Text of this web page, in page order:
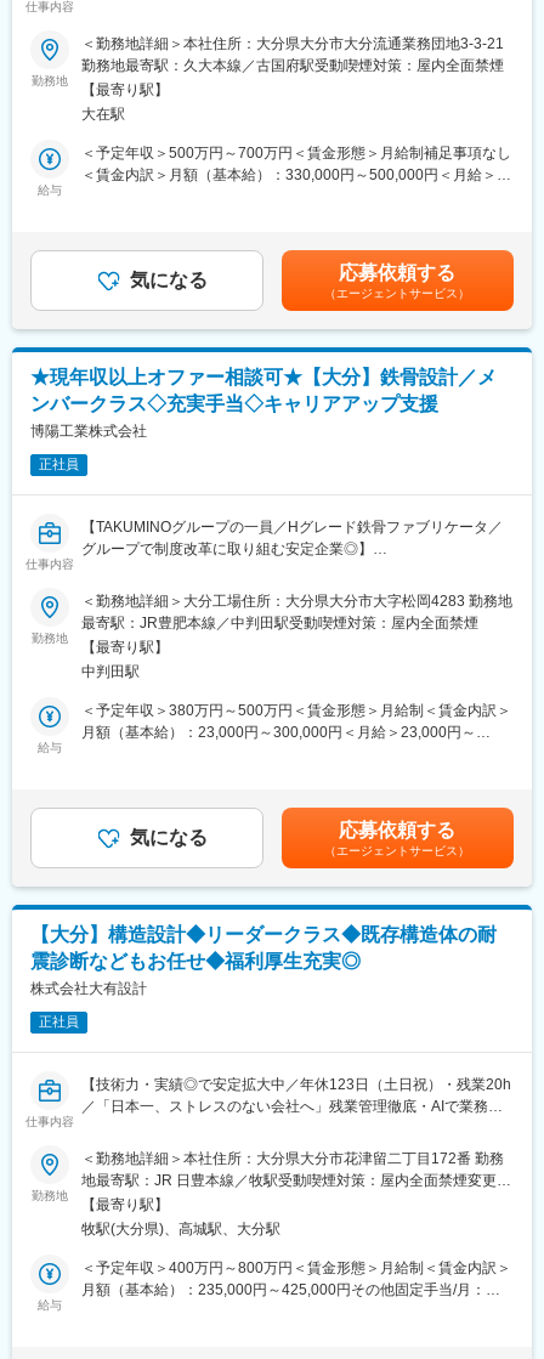
仕事内容
排水ピット（主にグレーチング、HACCP支援用排水システム）の
施工図設計職を担っていただきます。
・お客様：主に大手建設会社のため、受注も安定しております。
また、東京スカイツリーや国立競技場にも使用されております。
■職務の特徴：
同社は建設用金属建材及び機械装置の完成品メーカーです。常に
お客様のニーズを考え、新製品開発、既存製品の改善改良を行う
を誇ります。
■将来的には：
既存製品をより建築物の付加価値を高めるために改良改善を行
更には自らが企画開発した製品の需要が増えた場合、事業部とし
て立ち上げ、その事業部の統括マネジメント（販促～設計～生
産）を行える可能性があります。
■組織構成：
施工図設計は施工技術部(施工管理、施工図設計)に属する部署で
す。
所属社員は12名で、男性7名、女性5名の割合となっております。
施工技術部責任者が50代後半、施工図設計リーダーが40代です。
ほとんどが中途入社の方で、「水害対策など活用できる点から、
社会に役に立てる」など災害が多い国だからこそ貢献実感あげら
■同社の特徴：
・1968年に溝蓋（ピット）を国内初の規格化、既製品化したピッ
ト専門メーカーとして創業いたしました。東京・名古屋・大阪・
福岡の４大都市に営業所を開設し全国ブランドとして事業を展開
事はなく、安定した収益が見込めます。
今後本格化するリニア中央新幹線プロジェクトでは同社が開発し
年間休日155日且つ残業時間が20時間とプライベートと両立でき
る環境なります。また、ライフプランに対応できるように時間有
給を導入しており、お子様のお迎えやご家族の介護など使用して
頂いております。
勤務地
＜勤務地詳細＞本社住所：大分県大分市大分流通業務団地3-3-21
勤務地最寄駅：久大本線／古国府駅受動喫煙対策：屋内全面禁煙
【最寄り駅】
大在駅
給与
＜予定年収＞500万円～700万円＜賃金形態＞月給制補足事項なし
＜賃金内訳＞月額（基本給）：330,000円～500,000円＜月給＞
目安の金額であり、選考を通じて上下する可能性があります。月
給(月額)は固定手当を含めた表記です。
気になる 応募依頼する
（エージェントサービス）
★現年収以上オファー相談可★【大分】鉄骨設計／メ
ンバークラス◇充実手当◇キャリアアップ支援
博陽工業株式会社
正社員
仕事内容
【TAKUMINOグループの一員／Hグレード鉄骨ファブリケータ／
グループで制度改革に取り組む安定企業◎】
■採用背景：
～事業拡大に伴い、設計部門の強化のための増員募集～
■魅力ポイント
◎グループ経営でワンストップサービスを実現、経営水準を高め
安定性が高いです。
◎Hグレード認定企業で大規模案件に取り組めます。
環境実現へグループで取り組めます。
計部門のメンバーとして以下業務をお任せします。
（1）構造設計、詳細設計：工作図一式（施工図・鉄骨加工図）の
作成業務
※設計業務／図面修正／一般図・詳細図・施工計画図など図面の作
成／数量計算書の作成など
（2）お客様との交渉、協力会社とのコミュニケーション等の社外
コミュニケーション
（3）使用CAD：実寸法師、KAP、REAL4、Tekla等
1947年に設立し、製缶、架線金物や鉄塔製作を皮切りに、いち早
くH型鋼を採用し、鉄のパイオニア的存在として、様々な建築物
の鉄骨製作に取り組んできました。あるべき企業として環境問題
にも真摯に取り組み、次世代への安全・安心な社会の実現にも寄
※鉄骨製作工場認定：Hグレード
勤務地
＜勤務地詳細＞大分工場住所：大分県大分市大字松岡4283 勤務地
最寄駅：JR豊肥本線／中判田駅受動喫煙対策：屋内全面禁煙
【最寄り駅】
中判田駅
給与
＜予定年収＞380万円～500万円＜賃金形態＞月給制＜賃金内訳＞
月額（基本給）：23,000円～300,000円＜月給＞23,000円～
安の金額であり、選考を通じて上下する可能性があります。月給
(月額)は固定手当を含めた表記です。
気になる 応募依頼する
（エージェントサービス）
【大分】構造設計◆リーダークラス◆既存構造体の耐
震診断などもお任せ◆福利厚生充実◎
株式会社大有設計
正社員
仕事内容
【技術力・実績◎で安定拡大中／年休123日（土日祝）・残業20h
／「日本一、ストレスのない会社へ」残業管理徹底・AIで業務効
■採用背景：
建築設計（意匠・構造・電気・機械設備）全般を手掛ける総合設
計事務所である当社は、建物の企画提案、基本計画、実施計画、
工事監理業務までトータルでサポートできる総合力の高さをご評
価いただき、国・地方自治体から民間の法人様と幅広くお取引が
絶えない状況です。より多くのお声に応える体制を作るべく、増
勤務地
＜勤務地詳細＞本社住所：大分県大分市花津留二丁目172番 勤務
地最寄駅：JR 日豊本線／牧駅受動喫煙対策：屋内全面禁煙変更の
範囲：本社およびすべての支店
【最寄り駅】
牧駅(大分県)、高城駅、大分駅
給与
＜予定年収＞400万円～800万円＜賃金形態＞月給制＜賃金内訳＞
月額（基本給）：235,000円～425,000円その他固定手当/月：